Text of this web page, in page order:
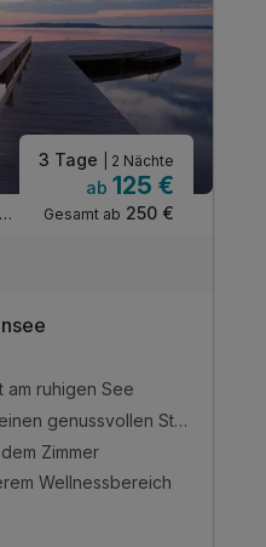
Göhren-Lebbin, Mecklenburger Seenplatte
3 Tage | 2 Nächte
ab 125 €
Gesamt ab 250 €
am ruhigen See
2 x Frühstücksbuffet für einen genussvollen Start
Zimmer
Wellnessbereich